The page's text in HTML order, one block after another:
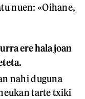
nuen: «Oihane,
ere hala joan
nahi duguna
tarte txiki